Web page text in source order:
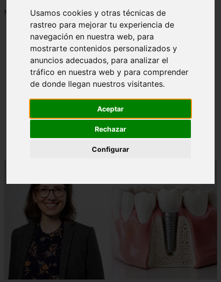
Usamos cookies y otras técnicas de
rastreo para mejorar tu experiencia de
navegación en nuestra web, para
mostrarte contenidos personalizados y
anuncios adecuados, para analizar el
tráfico en nuestra web y para comprender
de donde llegan nuestros visitantes.
Aceptar
Rechazar
Configurar
Mostrando 1 - 24 de 719 artículos
¿Paladar Quemado? 【Trucos Caseros y
CómoCurarlo】